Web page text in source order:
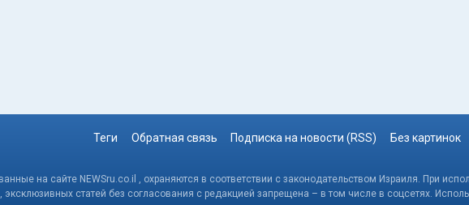
Теги Обратная связь Подписка на новости (RSS) Без картинок
на сайте NEWSru.co.il , охраняются в соответствии с законодательством Израиля. При
эксклюзивных статей без согласования с редакцией запрещена – в том числе в соцсетях.